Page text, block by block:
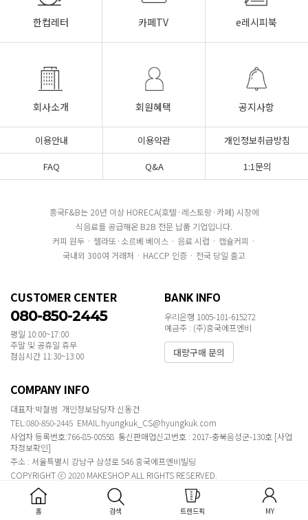
한컵레터 카페TV e레시피북
회사소개 회원혜택 공지사항
이용안내 이용약관
개인정보취급방침
FAQ
Q&A 1:1문의
흥국F&B는 20년 이상 HORECA(호텔·레스토랑·카페) 시장에
식음료를 공급해온 B2B 전문 납품 기업입니다.
커피 원두 · 젤라또·소르베 베이스 · 음료 시럽 · 캡슐커피 ·
국내외 300여 거래처 · HACCP 인증 · 전국 당일 출고
CUSTOMER CENTER
080-850-2445
평일 10:00~17:00
주말 및 공휴일 휴무
점심시간 11:30~13:00
BANK INFO
우리은행 1005-101-615272
예금주 : (주)흥국에프엔비
대량구매 문의
COMPANY INFO
대표자:박철범 개인정보담당자:신동건
TEL:080-850-2445 EMAIL:hyungkuk_CS@hyungkuk.com
사업자 등록번호:766-85-00558 통신판매업신고번호 : 2017-충북음성군-130호 [사업
자정보확인]
주소 : 서울특별시 강남구 삼성로 546 흥국에프엔비빌딩
COPYRIGHT ⓒ 2020 MAKESHOP ALL RIGHTS RESERVED.
홈 검색 트렌드픽 MY